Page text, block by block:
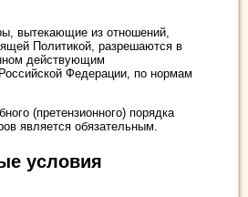
вытекающие из отношений,
Политикой, разрешаются в
действующим
Федерации, по нормам
(претензионного) порядка
является обязательным.
условия